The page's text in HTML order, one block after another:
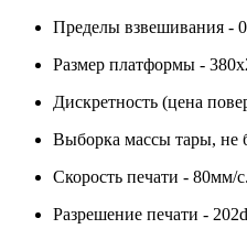
Пределы взвешивания -
Размер платформы -
Дискретность (цена
Выборка массы тары, не
Скорость печати - 80мм/с.
Разрешение печати -